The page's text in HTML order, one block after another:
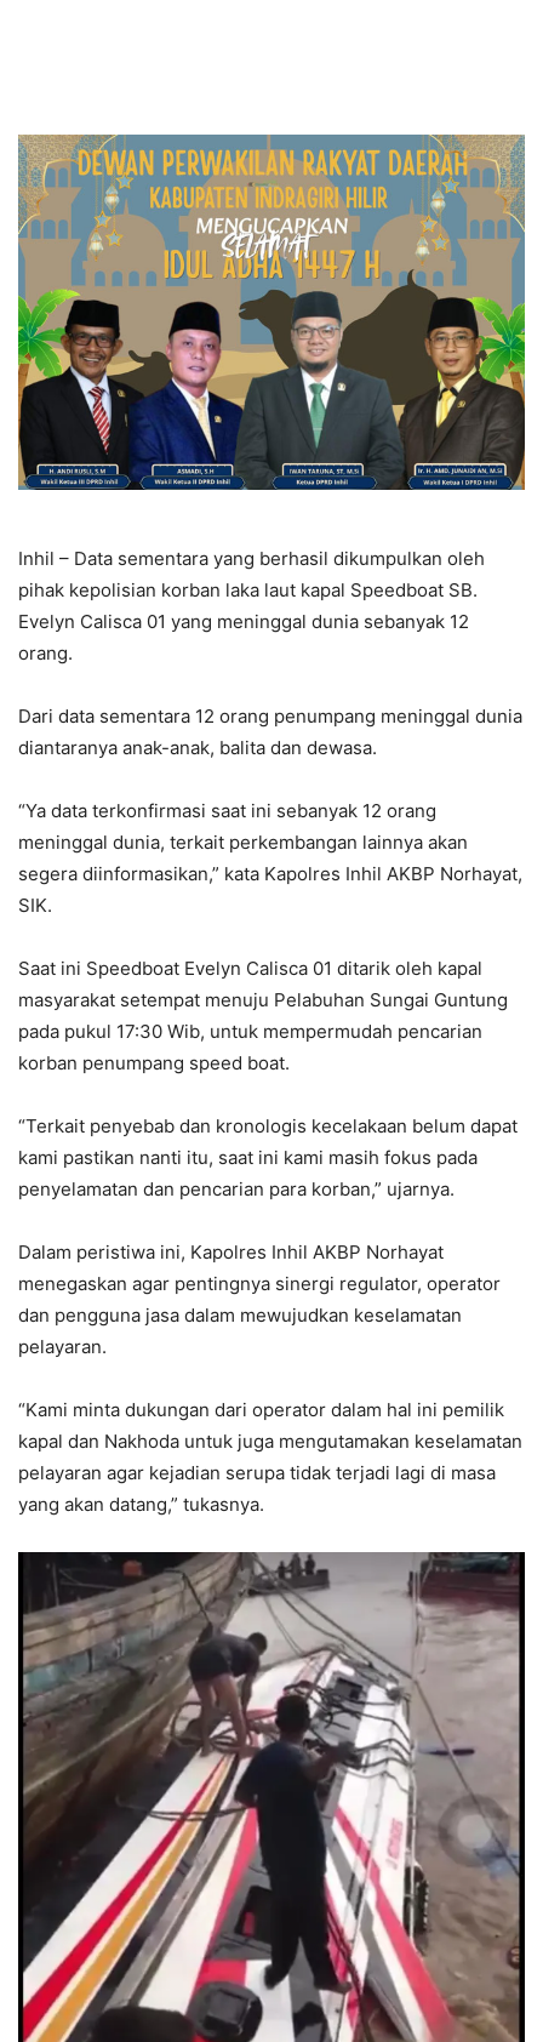
Inhil – Data sementara yang berhasil dikumpulkan oleh
pihak kepolisian korban laka laut kapal Speedboat SB.
Evelyn Calisca 01 yang meninggal dunia sebanyak 12
orang.
Dari data sementara 12 orang penumpang meninggal dunia
diantaranya anak-anak, balita dan dewasa.
“Ya data terkonfirmasi saat ini sebanyak 12 orang
meninggal dunia, terkait perkembangan lainnya akan
segera diinformasikan,” kata Kapolres Inhil AKBP Norhayat,
SIK.
Saat ini Speedboat Evelyn Calisca 01 ditarik oleh kapal
masyarakat setempat menuju Pelabuhan Sungai Guntung
pada pukul 17:30 Wib, untuk mempermudah pencarian
korban penumpang speed boat.
“Terkait penyebab dan kronologis kecelakaan belum dapat
kami pastikan nanti itu, saat ini kami masih fokus pada
penyelamatan dan pencarian para korban,” ujarnya.
Dalam peristiwa ini, Kapolres Inhil AKBP Norhayat
menegaskan agar pentingnya sinergi regulator, operator
dan pengguna jasa dalam mewujudkan keselamatan
pelayaran.
“Kami minta dukungan dari operator dalam hal ini pemilik
kapal dan Nakhoda untuk juga mengutamakan keselamatan
pelayaran agar kejadian serupa tidak terjadi lagi di masa
yang akan datang,” tukasnya.